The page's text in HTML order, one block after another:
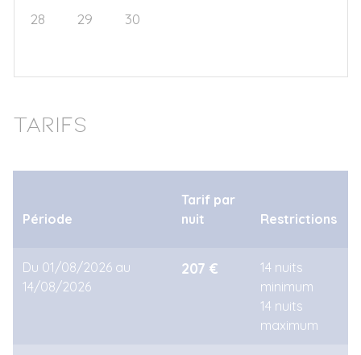
28 29 30
Tarifs
Période
Tarif par
nuit
Restrictions
Du 01/08/2026 au
14/08/2026
207 €
14 nuits
minimum
14 nuits
maximum